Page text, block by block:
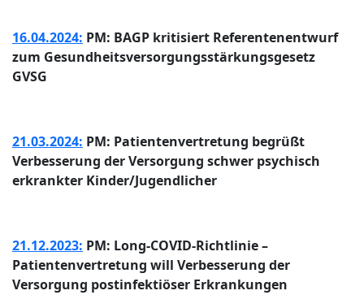
16.04.2024: PM: BAGP kritisiert Referentenentwurf
zum Gesundheitsversorgungsstärkungsgesetz
GVSG
21.03.2024: PM: Patientenvertretung begrüßt
Verbesserung der Versorgung schwer psychisch
erkrankter Kinder/Jugendlicher
21.12.2023: PM: Long-COVID-Richtlinie –
Patientenvertretung will Verbesserung der
Versorgung postinfektiöser Erkrankungen